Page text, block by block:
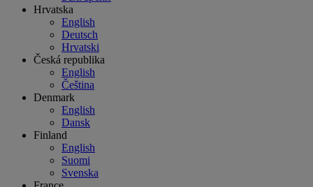
Hrvatska
English
Deutsch
Hrvatski
Česká republika
English
Čeština
Denmark
English
Dansk
Finland
English
Suomi
Svenska